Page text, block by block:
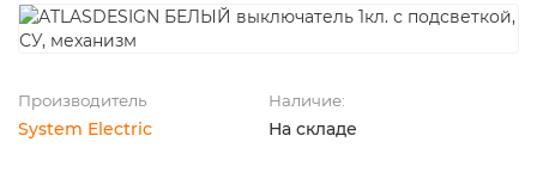
Производитель
System Electric
Наличие:
На складе